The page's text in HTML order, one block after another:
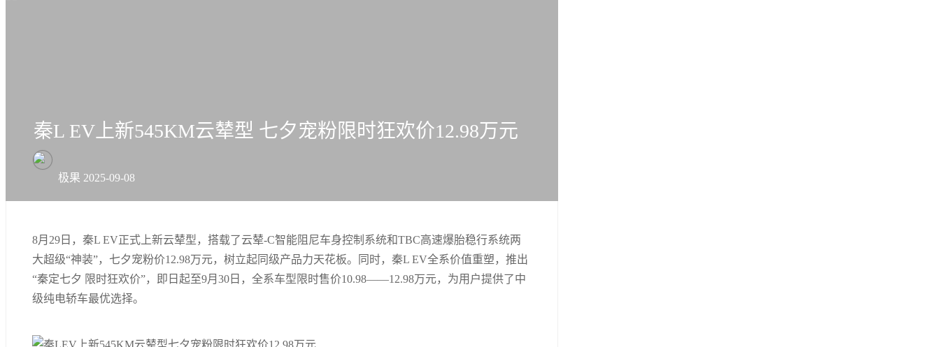
秦L EV上新545KM云辇型 七夕宠粉限时狂欢价12.98万元
极果 2025-09-08
8月29日，秦L EV正式上新云辇型，搭载了云辇-C智能阻尼车身控制系统和TBC高速爆胎稳行系统两
大超级“神装”，七夕宠粉价12.98万元，树立起同级产品力天花板。同时，秦L EV全系价值重塑，推出
“秦定七夕 限时狂欢价”，即日起至9月30日，全系车型限时售价10.98——12.98万元，为用户提供了中
级纯电轿车最优选择。